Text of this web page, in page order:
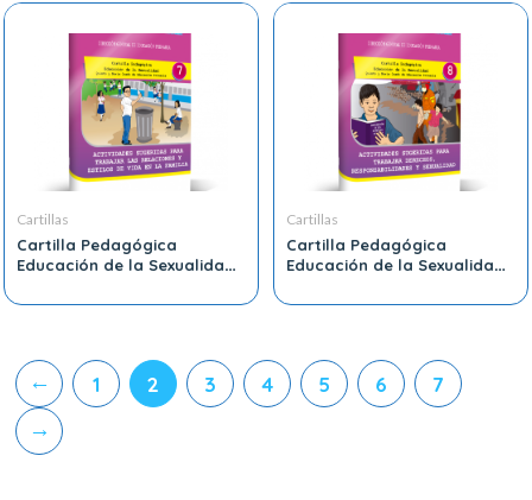
Cartillas
Cartilla Pedagógica
Educación de la Sexualidad
Educación Primaria 7
Cartillas
Cartilla Pedagógica
Educación de la Sexualidad
Educación Primaria 8
← 1 2 3 4 5 6 7
→